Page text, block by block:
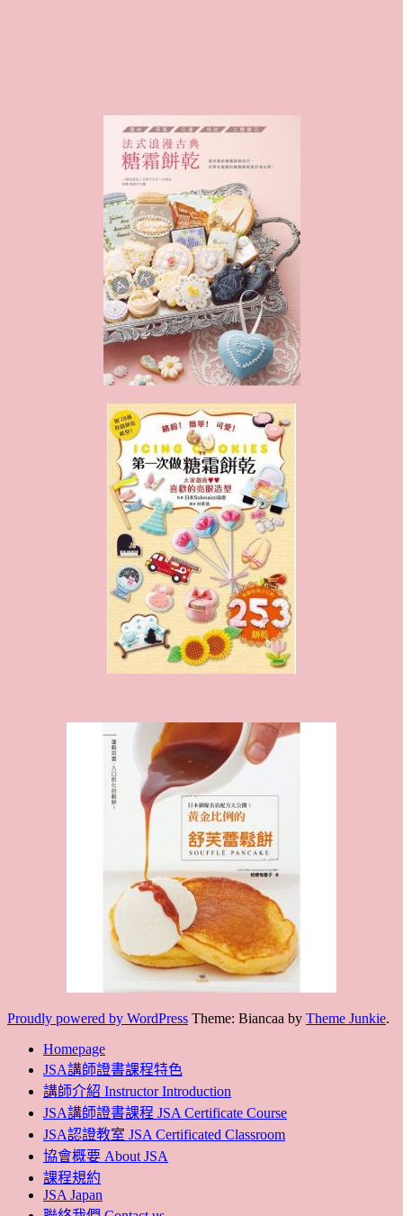
Proudly powered by WordPress Theme: Biancaa by Theme Junkie.
Homepage
JSA講師證書課程特色
講師介紹 Instructor Introduction
JSA講師證書課程 JSA Certificate Course
JSA認證教室 JSA Certificated Classroom
協會概要 About JSA
課程規約
JSA Japan